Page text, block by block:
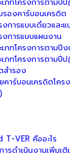
รองคาร์บอนเครดิต
งการแบบเดี่ยวและ
งการแบบแผนงาน
เภทโครงการตามปี
เภทโครงการตามปี
สำรอง
าร์บอนเครดิตโคร
VER คืออะไร
รดำเนินงานเพิ่มเติ